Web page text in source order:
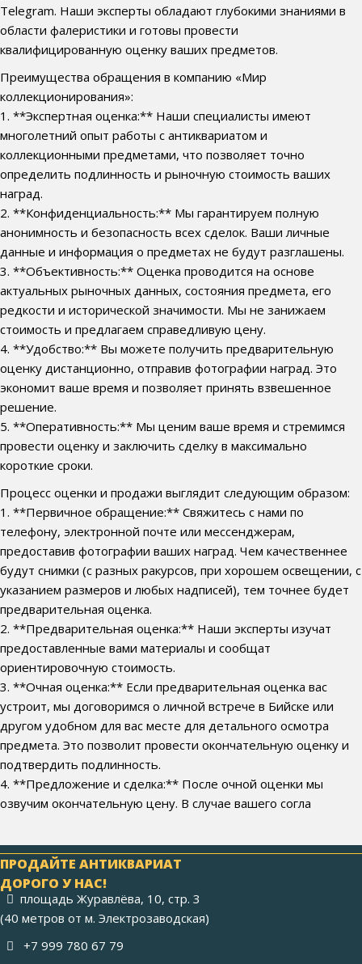
Telegram. Наши эксперты обладают глубокими знаниями в
области фалеристики и готовы провести
квалифицированную оценку ваших предметов.
Преимущества обращения в компанию «Мир
коллекционирования»:
1. **Экспертная оценка:** Наши специалисты имеют
многолетний опыт работы с антиквариатом и
коллекционными предметами, что позволяет точно
определить подлинность и рыночную стоимость ваших
наград.
2. **Конфиденциальность:** Мы гарантируем полную
анонимность и безопасность всех сделок. Ваши личные
данные и информация о предметах не будут разглашены.
3. **Объективность:** Оценка проводится на основе
актуальных рыночных данных, состояния предмета, его
редкости и исторической значимости. Мы не занижаем
стоимость и предлагаем справедливую цену.
4. **Удобство:** Вы можете получить предварительную
оценку дистанционно, отправив фотографии наград. Это
экономит ваше время и позволяет принять взвешенное
решение.
5. **Оперативность:** Мы ценим ваше время и стремимся
провести оценку и заключить сделку в максимально
короткие сроки.
Процесс оценки и продажи выглядит следующим образом:
1. **Первичное обращение:** Свяжитесь с нами по
телефону, электронной почте или мессенджерам,
предоставив фотографии ваших наград. Чем качественнее
будут снимки (с разных ракурсов, при хорошем освещении, с
указанием размеров и любых надписей), тем точнее будет
предварительная оценка.
2. **Предварительная оценка:** Наши эксперты изучат
предоставленные вами материалы и сообщат
ориентировочную стоимость.
3. **Очная оценка:** Если предварительная оценка вас
устроит, мы договоримся о личной встрече в Бийске или
другом удобном для вас месте для детального осмотра
предмета. Это позволит провести окончательную оценку и
подтвердить подлинность.
4. **Предложение и сделка:** После очной оценки мы
озвучим окончательную цену. В случае вашего согла
ПРОДАЙТЕ АНТИКВАРИАТ
ДОРОГО У НАС!
площадь Журавлёва, 10, стр. 3
(40 метров от м. Электрозаводская)
+7 999 780 67 79